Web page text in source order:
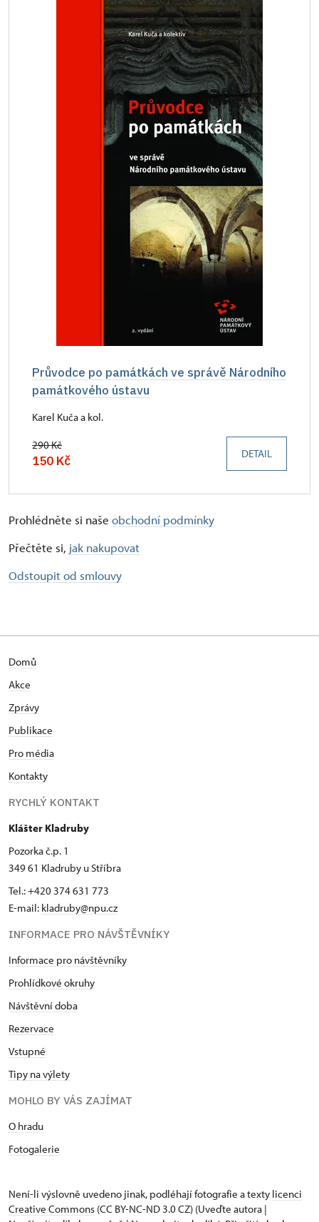
Průvodce po památkách ve správě Národního
památkového ústavu
Karel Kuča a kol.
290 Kč
150 Kč DETAIL
Prohlédněte si naše obchodní podmínky
Přečtěte si, jak nakupovat
Odstoupit od smlouvy
Domů
Akce
Zprávy
Publikace
Pro média
Kontakty
RYCHLÝ KONTAKT
Klášter Kladruby
Pozorka č.p. 1
349 61 Kladruby u Stříbra
Tel.: +420 374 631 773
E-mail: kladruby@npu.cz
INFORMACE PRO NÁVŠTĚVNÍKY
Informace pro návštěvníky
Prohlídkové okruhy
Návštěvní doba
Rezervace
Vstupné
Tipy na výlety
MOHLO BY VÁS ZAJÍMAT
O hradu
Fotogalerie
Není-li výslovně uvedeno jinak, podléhají fotografie a texty licenci
Creative Commons (CC BY-NC-ND 3.0 CZ) (Uveďte autora |